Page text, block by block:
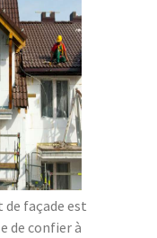
façade est
de confier à